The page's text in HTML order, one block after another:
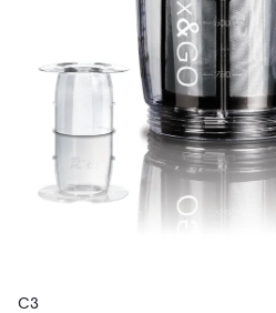
C3